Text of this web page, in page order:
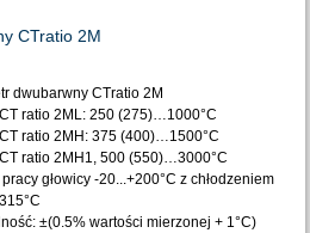
CTratio 2M
dwubarwny CTratio 2M
ratio 2ML: 250 (275)…1000°C
ratio 2MH: 375 (400)…1500°C
ratio 2MH1, 500 (550)…3000°C
głowicy -20...+200°C z chłodzeniem
±(0.5% wartości mierzonej + 1°C)